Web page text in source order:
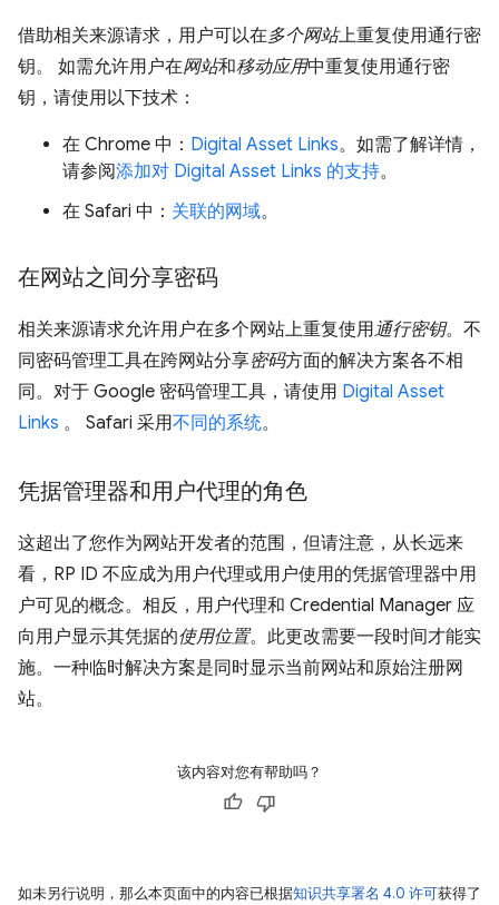
借助相关来源请求，用户可以在多个网站上重复使用通行密
钥。 如需允许用户在网站和移动应用中重复使用通行密
钥，请使用以下技术：
在 Chrome 中： Digital Asset Links。如需了解详情，
请参阅添加对 Digital Asset Links 的支持。
在 Safari 中： 关联的网域。
在网站之间分享密码
相关来源请求允许用户在多个网站上重复使用通行密钥。不
同密码管理工具在跨网站分享密码方面的解决方案各不相
同。对于 Google 密码管理工具，请使用 Digital Asset
Links 。 Safari 采用不同的系统。
凭据管理器和用户代理的角色
这超出了您作为网站开发者的范围，但请注意，从长远来
看，RP ID 不应成为用户代理或用户使用的凭据管理器中用
户可见的概念。相反，用户代理和 Credential Manager 应
向用户显示其凭据的使用位置。此更改需要一段时间才能实
施。一种临时解决方案是同时显示当前网站和原始注册网
站。
该内容对您有帮助吗？
如未另行说明，那么本页面中的内容已根据知识共享署名 4.0 许可获得了